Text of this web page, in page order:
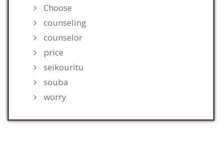
Choose
counseling
counselor
price
seikouritu
souba
worry